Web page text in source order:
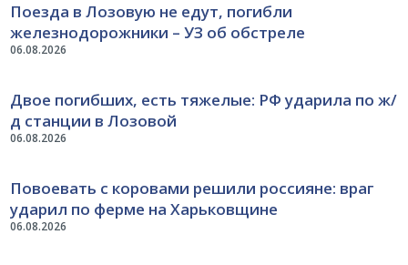
06.08.2026
Поезда в Лозовую не едут, погибли
железнодорожники – УЗ об обстреле
06.08.2026
Двое погибших, есть тяжелые: РФ ударила по ж/
д станции в Лозовой
06.08.2026
Повоевать с коровами решили россияне: враг
ударил по ферме на Харьковщине